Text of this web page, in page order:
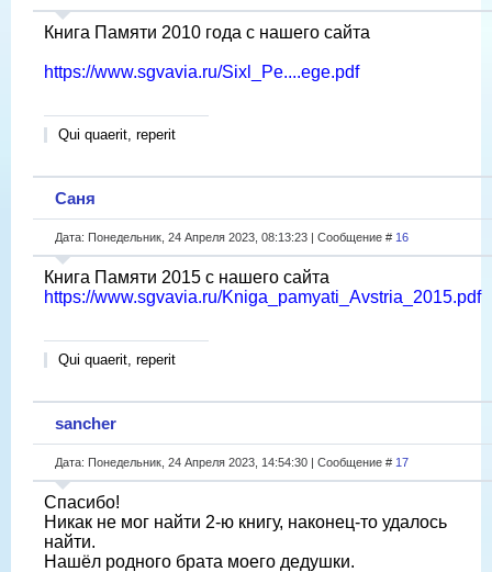
Книга Памяти 2010 года с нашего сайта
https://www.sgvavia.ru/Sixl_Pe....ege.pdf
Qui quaerit, reperit
Саня
Дата: Понедельник, 24 Апреля 2023, 08:13:23 | Сообщение # 16
Книга Памяти 2015 с нашего сайта
https://www.sgvavia.ru/Kniga_pamyati_Avstria_2015.pdf
Qui quaerit, reperit
sancher
Дата: Понедельник, 24 Апреля 2023, 14:54:30 | Сообщение # 17
Спасибо!
Никак не мог найти 2-ю книгу, наконец-то удалось
найти.
Нашёл родного брата моего дедушки.